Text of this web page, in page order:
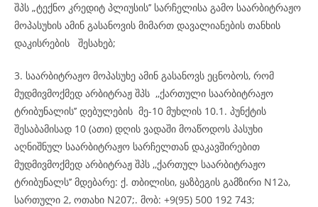
შპს „ტექნო კრედიტ პლიუსის’’ სარჩელისა გამო საარბიტრაჟო
მოპასუხის ამინ გასანოვის მიმართ დავალიანების თანხის
დაკისრების შესახებ;
3. საარბიტრაჟო მოპასუხე ამინ გასანოვს ეცნობოს, რომ
მუდმივმოქმედ არბიტრაჟ შპს ,,ქართული საარბიტრაჟო
ტრიბუნალის’’ დებულების მე-10 მუხლის 10.1. პუნქტის
შესაბამისად 10 (ათი) დღის ვადაში მოაწოდოს პასუხი
აღნიშნულ საარბიტრაჟო სარჩელთან დაკავშირებით
მუდმივმოქმედ არბიტრაჟ შპს ,,ქართულ საარბიტრაჟო
ტრიბუნალს’’ მდებარე: ქ. თბილისი, ყაზბეგის გამზირი N12ა,
სართული 2, ოთახი N207;. მობ: +9(95) 500 192 743;